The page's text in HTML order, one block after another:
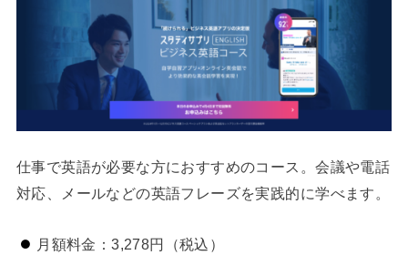
仕事で英語が必要な方におすすめのコース。会議や電話
対応、メールなどの英語フレーズを実践的に学べます。
月額料金：3,278円（税込）